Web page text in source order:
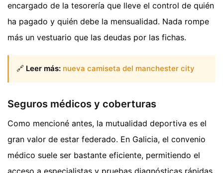
encargado de la tesorería que lleve el control de quién
ha pagado y quién debe la mensualidad. Nada rompe
más un vestuario que las deudas por las fichas.
🔗 Leer más: nueva camiseta del manchester city
Seguros médicos y coberturas
Como mencioné antes, la mutualidad deportiva es el
gran valor de estar federado. En Galicia, el convenio
médico suele ser bastante eficiente, permitiendo el
acceso a especialistas y pruebas diagnósticas rápidas